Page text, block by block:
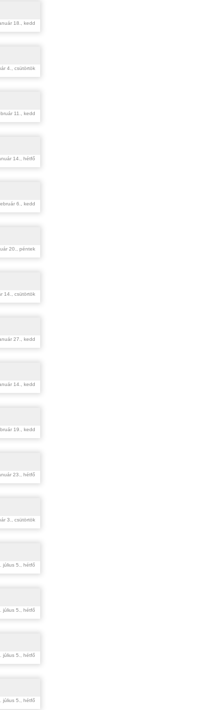
18., kedd
4., csütörtök
11., kedd
14., hétfő
6., kedd
20., péntek
14., csütörtök
27., kedd
14., kedd
19., kedd
23., hétfő
3., csütörtök
július 5., hétfő
július 5., hétfő
július 5., hétfő
július 5., hétfő